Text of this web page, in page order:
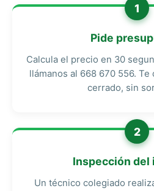
1
Pide
Calcula el precio en 30
llámanos al 668 670 556.
cerrado, sin
2
Inspección del
Un técnico colegiado